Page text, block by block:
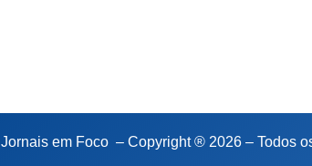
Jornais em Foco – Copyright ® 2026 – Todos